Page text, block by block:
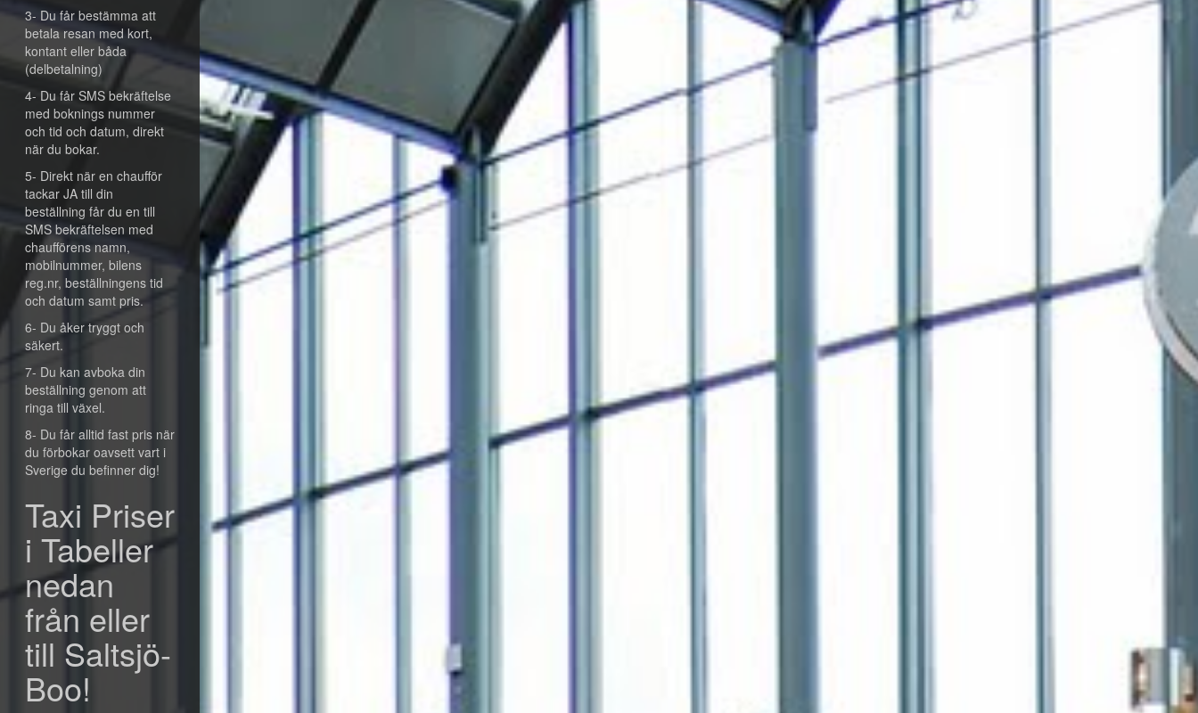
3- Du får bestämma att
betala resan med kort,
kontant eller båda
(delbetalning)
4- Du får SMS bekräftelse
med boknings nummer
och tid och datum, direkt
när du bokar.
5- Direkt när en chaufför
tackar JA till din
beställning får du en till
SMS bekräftelsen med
chaufförens namn,
mobilnummer, bilens
reg.nr, beställningens tid
och datum samt pris.
6- Du åker tryggt och
säkert.
7- Du kan avboka din
beställning genom att
ringa till växel.
8- Du får alltid fast pris när
du förbokar oavsett vart i
Sverige du befinner dig!
Taxi Priser
i Tabeller
nedan
från eller
till Saltsjö-
Boo!